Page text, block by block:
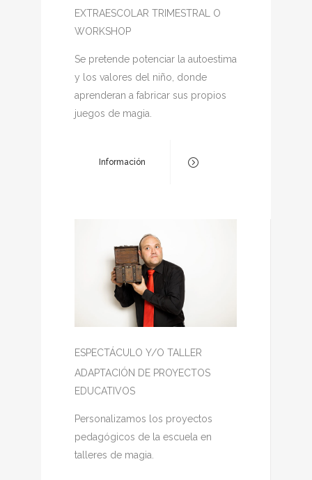
EXTRAESCOLAR TRIMESTRAL O
WORKSHOP
Se pretende potenciar la autoestima
y los valores del niño, donde
aprenderan a fabricar sus propios
juegos de magia.
Información
ESPECTÁCULO Y/O TALLER
ADAPTACIÓN DE PROYECTOS
EDUCATIVOS
Personalizamos los proyectos
pedagógicos de la escuela en
talleres de magia.